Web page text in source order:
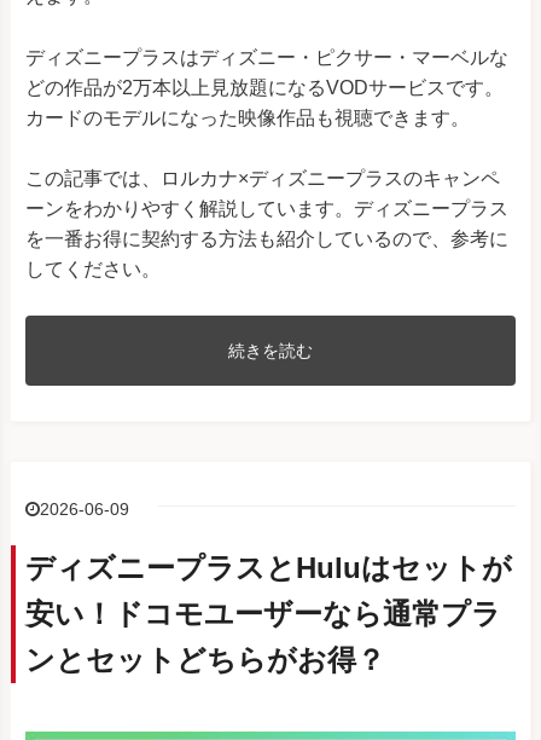
ディズニープラスはディズニー・ピクサー・マーベルな
どの作品が2万本以上見放題になるVODサービスです。
カードのモデルになった映像作品も視聴できます。
この記事では、ロルカナ×ディズニープラスのキャンペ
ーンをわかりやすく解説しています。ディズニープラス
を一番お得に契約する方法も紹介しているので、参考に
してください。
続きを読む
2026-06-09
ディズニープラスとHuluはセットが
安い！ドコモユーザーなら通常プラ
ンとセットどちらがお得？